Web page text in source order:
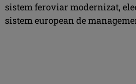
sistem feroviar modernizat,
sistem european de